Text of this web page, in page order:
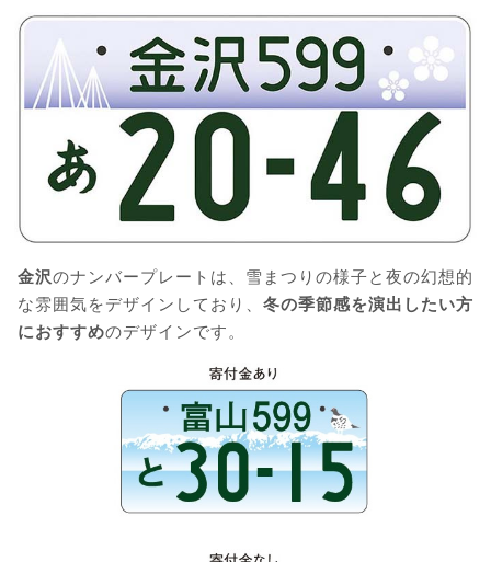
金沢のナンバープレートは、雪まつりの様子と夜の幻想的
な雰囲気をデザインしており、 冬の季節感を演出したい方
におすすめのデザインです。